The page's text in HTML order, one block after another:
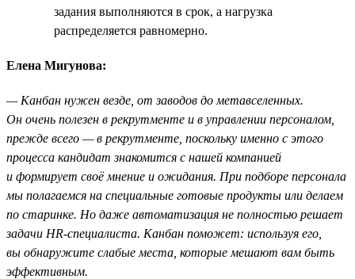
задания выполняются в срок, а нагрузка
распределяется равномерно.
Елена Мигунова:
— Канбан нужен везде, от заводов до метавселенных.
Он очень полезен в рекрутменте и в управлении персоналом,
прежде всего — в рекрутменте, поскольку именно с этого
процесса кандидат знакомится с нашей компанией
и формирует своё мнение и ожидания. При подборе персонала
мы полагаемся на специальные готовые продукты или делаем
по старинке. Но даже автоматизация не полностью решает
задачи HR-специалиста. Канбан поможет: используя его,
вы обнаружите слабые места, которые мешают вам быть
эффективным.